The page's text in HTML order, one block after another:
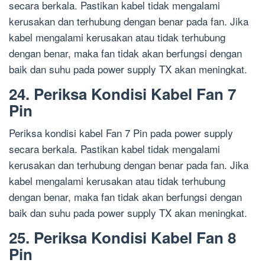
secara berkala. Pastikan kabel tidak mengalami
kerusakan dan terhubung dengan benar pada fan. Jika
kabel mengalami kerusakan atau tidak terhubung
dengan benar, maka fan tidak akan berfungsi dengan
baik dan suhu pada power supply TX akan meningkat.
24. Periksa Kondisi Kabel Fan 7
Pin
Periksa kondisi kabel Fan 7 Pin pada power supply
secara berkala. Pastikan kabel tidak mengalami
kerusakan dan terhubung dengan benar pada fan. Jika
kabel mengalami kerusakan atau tidak terhubung
dengan benar, maka fan tidak akan berfungsi dengan
baik dan suhu pada power supply TX akan meningkat.
25. Periksa Kondisi Kabel Fan 8
Pin